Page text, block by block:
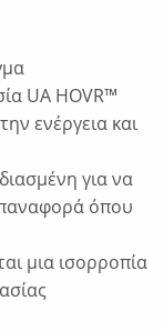
UA HOVR™
ενέργεια και
για να
όπου
μια ισορροπία